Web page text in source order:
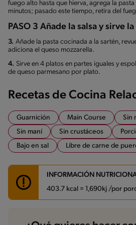
fuego alto hasta que hierva, agrega la
minutos; pasado este tiempo, retira del
PASO 3 Añade la salsa y sirve
3. Añade la pasta cocinada a la sartén,
adiciona el queso mozzarella.
4. Sirve en 4 platos en partes iguales y
de queso parmesano por plato.
Recetas de Cocina
Guarnición Main Course
Sin
Sin maní
Sin crustáceos
Bajo en sal
Libre de carne de
INFORMACIÓN
403.7 kcal = 1,690kj /por
Carbohidratos 54.8 g